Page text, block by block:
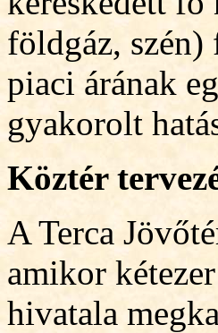
földgáz, szén)
piaci árának
gyakorolt
Köztér
A Terca
amikor kétez
hivatala